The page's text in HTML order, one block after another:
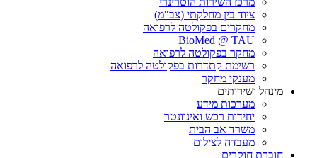
ציוד בין מחלקתי (צב"מ)
מחקרים בפקולטה לרפואה
BioMed @ TAU
מחקר בפקולטה לרפואה
רשימת קתדרות בפקולטה לרפואה
מענקי מחקר
מינהל ושירותים
מערכות מידע
יחידות רכש ואינוונטר
משרד אב הבית
מעבדה לצילום
חוברת חוקרים